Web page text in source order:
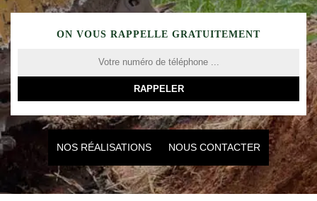
ON VOUS RAPPELLE GRATUITEMENT
NOS RÉALISATIONS NOUS CONTACTER